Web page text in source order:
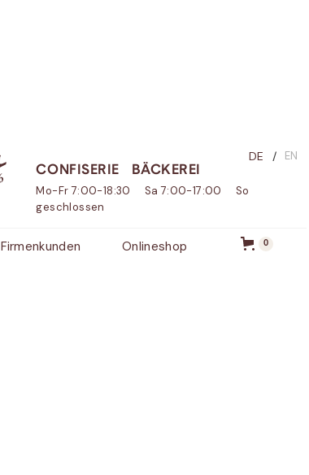
EN
/
DE
CONFISERIE
BÄCKEREI
Mo-Fr 7:00-18:30 Sa 7:00-17:00 So
geschlossen
Firmenkunden Onlineshop 0